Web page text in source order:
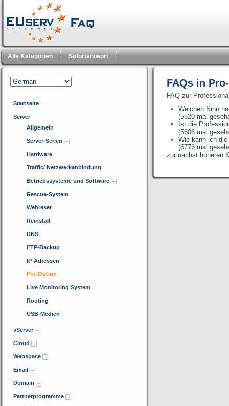
Alle Kategorien Sofortantwort
Startseite
Server
Allgemein
Server-Serien
Hardware
Traffic/ Netzwerkanbindung
Betriebssysteme und Software
Rescue-System
Webreset
Reinstall
DNS
FTP-Backup
IP-Adressen
Pro-Option
Live Monitoring System
Routing
USB-Medien
vServer
Cloud
Webspace
Email
Domain
Partnerprogramme
FAQs in
FAQ zur
Welchen Sinn
(5520 mal
Ist die
(5606 mal
Wie kann ich
(6776 mal
zur nächst höheren